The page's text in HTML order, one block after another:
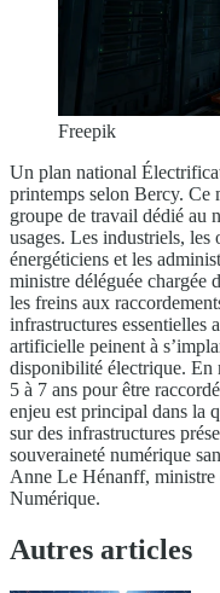
Freepik
Un plan national
printemps selon Bercy. Ce
groupe de travail dédié au
usages. Les industriels, les
énergéticiens et les
ministre déléguée chargée
les freins aux
infrastructures essentielles
artificielle peinent à
disponibilité électrique. En
5 à 7 ans pour être
enjeu est principal dans la
sur des infrastructures
souveraineté numérique
Anne Le Hénanff, ministre
Numérique.
Autres articles